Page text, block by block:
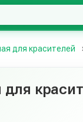
для красителей